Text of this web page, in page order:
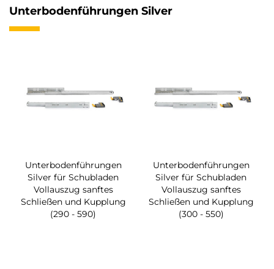
Unterbodenführungen Silver
Unterbodenführungen
Silver für Schubladen
Vollauszug sanftes
Schließen und Kupplung
(290 - 590)
Unterbodenführungen
Silver für Schubladen
Vollauszug sanftes
Schließen und Kupplung
(300 - 550)